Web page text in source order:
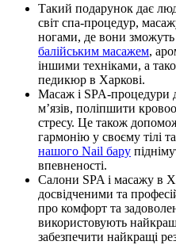
Такий подарунок дає
світ спа-процедур,
ногами, де вони
балійським масажем,
іншими техніками, а
педикюр в Харкові.
Масаж і SPA-процедури
м’язів, поліпшити
стресу. Це також
гармонію у своєму тілі
нашого Nail бару
впевненості.
Салони SPA і масажу в
досвідченими та
про комфорт та
використовують
забезпечити найкращі